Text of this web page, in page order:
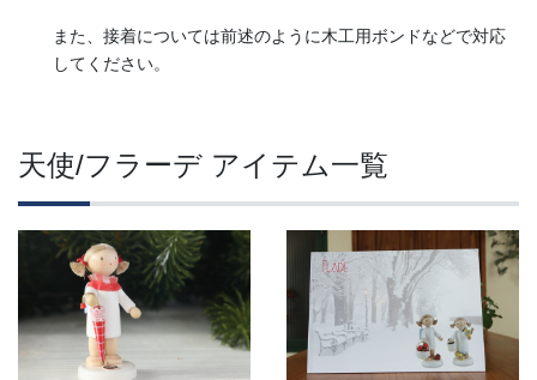
また、接着については前述のように木工用ボンドなどで対応
してください。
天使/フラーデ アイテム一覧